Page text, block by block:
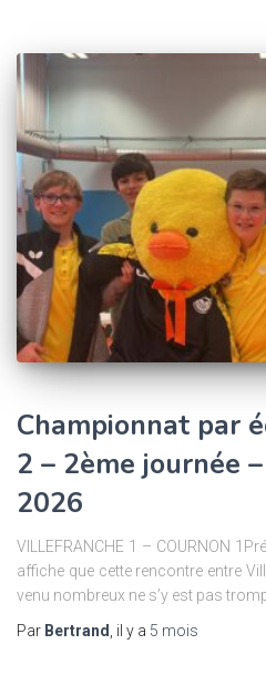
Championnat par
2 – 2ème journée
2026
VILLEFRANCHE 1 – COURNON
affiche que cette rencontre entre
venu nombreux ne s’y est pas
Par Bertrand , il y a 5 mois